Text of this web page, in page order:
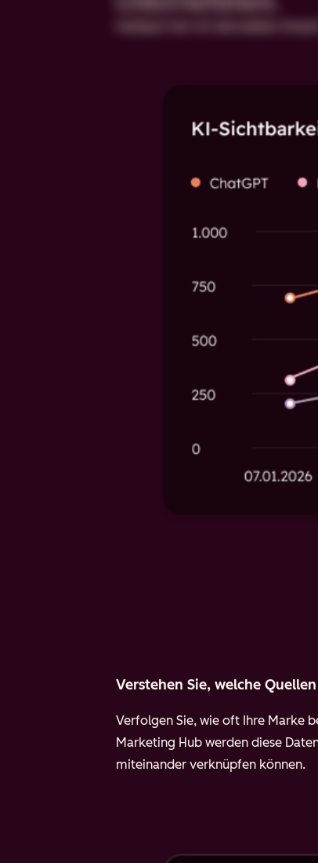
Verstehen Sie, welche
Verfolgen Sie, wie oft Ihre Marke
Marketing Hub werden diese
miteinander verknüpfen können.